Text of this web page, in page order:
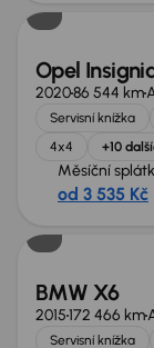
Opel
202086 544 km
Servisní knížka
4x4
+10
Měsíční
od 3 535 Kč
Zlevněno o 80
BMW X6
2015172 466 km
Servisní knížka